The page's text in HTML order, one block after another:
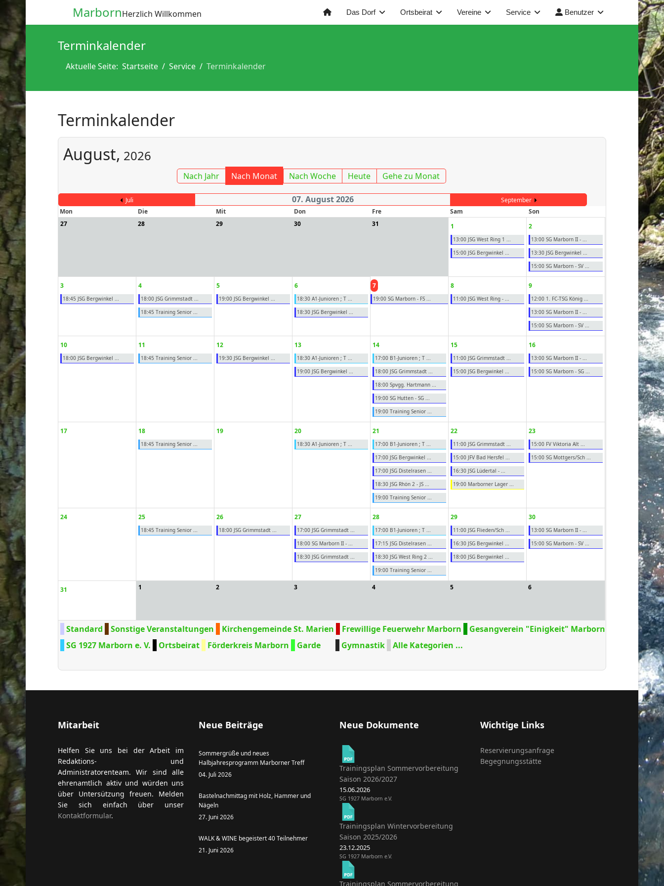
MarbornHerzlich Willkommen Das Dorf Ortsbeirat Vereine Service Benutzer
Terminkalender
Aktuelle Seite: Startseite Service Terminkalender
Terminkalender
August, 2026
Nach Jahr Nach Monat Nach Woche Heute Gehe zu Monat
Juli 07. August 2026
September
Mon
Die Mit Don Fre Sam
Son
27
28 29 30 31 1
13:00 JSG West Ring 1 ...
15:00 JSG Bergwinkel ...
2
13:00 SG Marborn II - ...
13:30 JSG Bergwinkel ...
15:00 SG Marborn - SV ...
3
18:45 JSG Bergwinkel ...
4
18:00 JSG Grimmstadt ...
18:45 Training Senior ...
5
19:00 JSG Bergwinkel ...
6
18:30 A1-Junioren ; T ...
18:30 JSG Bergwinkel ...
7
19:00 SG Marborn - FS ...
8
11:00 JSG West Ring - ...
9
12:00 1. FC-TSG König ...
13:00 SG Marborn II - ...
15:00 SG Marborn - SV ...
10
18:00 JSG Bergwinkel ...
11
18:45 Training Senior ...
12
19:30 JSG Bergwinkel ...
13
18:30 A1-Junioren ; T ...
19:00 JSG Bergwinkel ...
14
17:00 B1-Junioren ; T ...
18:00 JSG Grimmstadt ...
18:00 Spvgg. Hartmann ...
19:00 SG Hutten - SG ...
19:00 Training Senior ...
15
11:00 JSG Grimmstadt ...
15:00 JSG Bergwinkel ...
16
13:00 SG Marborn II - ...
15:00 SG Marborn - SG ...
17 18
18:45 Training Senior ...
19 20
18:30 A1-Junioren ; T ...
21
17:00 B1-Junioren ; T ...
17:00 JSG Bergwinkel ...
17:00 JSG Distelrasen ...
18:30 JSG Rhön 2 - JS ...
19:00 Training Senior ...
22
11:00 JSG Grimmstadt ...
15:00 JFV Bad Hersfel ...
16:30 JSG Lüdertal - ...
19:00 Marborner Lager ...
23
15:00 FV Viktoria Alt ...
15:00 SG Mottgers/Sch ...
24 25
18:45 Training Senior ...
26
18:00 JSG Grimmstadt ...
27
17:00 JSG Grimmstadt ...
18:00 SG Marborn II - ...
18:30 JSG Grimmstadt ...
28
17:00 B1-Junioren ; T ...
17:15 JSG Distelrasen ...
18:30 JSG West Ring 2 ...
19:00 Training Senior ...
29
11:00 JSG Flieden/Sch ...
16:30 JSG Bergwinkel ...
18:00 JSG Bergwinkel ...
30
13:00 SG Marborn II - ...
15:00 SG Marborn - SV ...
31 1 2 3 4 5 6
Standard Sonstige Veranstaltungen Kirchengemeinde St. Marien Frewillige Feuerwehr Marborn
Gesangverein "Einigkeit" Marborn
SG 1927 Marborn e. V.
Ortsbeirat Förderkreis Marborn Garde Gymnastik Alle Kategorien ...
Mitarbeit
Helfen Sie uns bei der Arbeit im
Redaktions- und
Administratorenteam. Wir sind alle
ehrenamtlich aktiv und würden uns
über Untersützung freuen. Melden
Sie sich einfach über unser
Kontaktformular.
Neue Beiträge
Sommergrüße und neues
Halbjahresprogramm Marborner Treff
04. Juli 2026
Bastelnachmittag mit Holz, Hammer und
Nägeln
27. Juni 2026
WALK & WINE begeistert 40 Teilnehmer
21. Juni 2026
Neue Dokumente
Trainingsplan Sommervorbereitung
Saison 2026/2027
15.06.2026
SG 1927 Marborn e.V.
Trainingsplan Wintervorbereitung
Saison 2025/2026
23.12.2025
SG 1927 Marborn e.V.
Trainingsplan Sommervorbereitung
Wichtige Links
Reservierungsanfrage
Begegnungsstätte
anzeigen